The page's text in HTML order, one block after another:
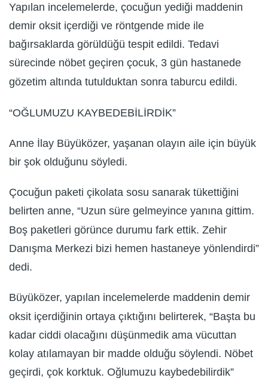
Yapılan incelemelerde, çocuğun yediği maddenin
demir oksit içerdiği ve röntgende mide ile
bağırsaklarda görüldüğü tespit edildi. Tedavi
sürecinde nöbet geçiren çocuk, 3 gün hastanede
gözetim altında tutulduktan sonra taburcu edildi.
“OĞLUMUZU KAYBEDEBİLİRDİK”
Anne İlay Büyüközer, yaşanan olayın aile için büyük
bir şok olduğunu söyledi.
Çocuğun paketi çikolata sosu sanarak tükettiğini
belirten anne, “Uzun süre gelmeyince yanına gittim.
Boş paketleri görünce durumu fark ettik. Zehir
Danışma Merkezi bizi hemen hastaneye yönlendirdi”
dedi.
Büyüközer, yapılan incelemelerde maddenin demir
oksit içerdiğinin ortaya çıktığını belirterek, “Başta bu
kadar ciddi olacağını düşünmedik ama vücuttan
kolay atılamayan bir madde olduğu söylendi. Nöbet
geçirdi, çok korktuk. Oğlumuzu kaybedebilirdik”